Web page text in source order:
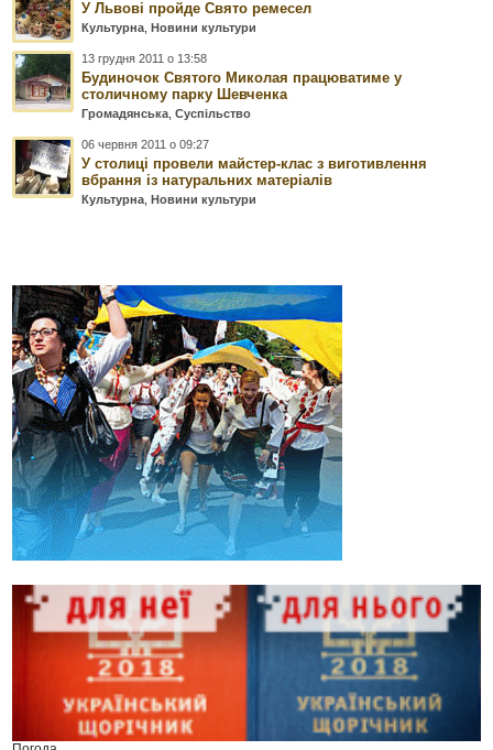
У Львові пройде Свято ремесел
Культурна Новини культури
13 грудня 2011 о 13:58
Будиночок Святого Миколая працюватиме у
столичному парку Шевченка
Громадянська ,Суспільство
06 червня 2011 о 09:27
У столиці провели майстер-клас з виготивлення
вбрання із натуральних матеріалів
Культурна Новини культури